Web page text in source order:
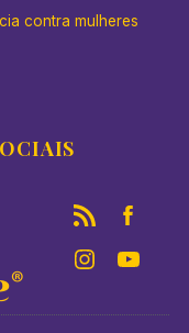
contra mulheres